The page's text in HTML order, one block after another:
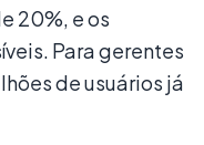
20%, e os
Para gerentes
de usuários já